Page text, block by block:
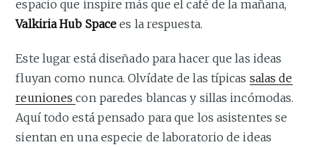
espacio que inspire más que el café de la mañana,
Valkiria Hub Spacees la respuesta.
Este lugar está diseñado para hacer que las ideas
fluyan como nunca. Olvídate de las típicas salas de
reunionescon paredes blancas y sillas incómodas.
Aquí todo está pensado para que los asistentes se
sientan en una especie de laboratorio de ideas